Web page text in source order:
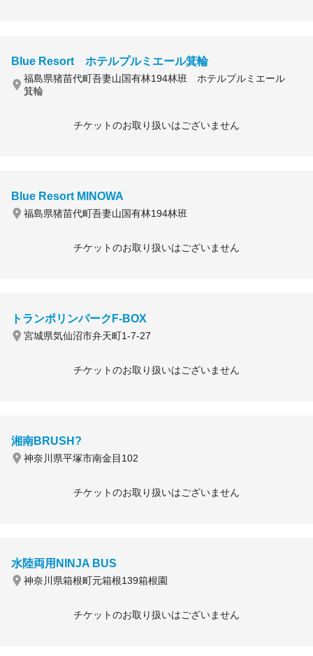
Blue Resort ホテルプルミエール箕輪
福島県猪苗代町吾妻山国有林194林班 ホテルプルミエール
箕輪
チケットのお取り扱いはございません
Blue Resort MINOWA
福島県猪苗代町吾妻山国有林194林班
チケットのお取り扱いはございません
トランポリンパークF-BOX
宮城県気仙沼市弁天町1-7-27
チケットのお取り扱いはございません
湘南BRUSH?
神奈川県平塚市南金目102
チケットのお取り扱いはございません
水陸両用NINJA BUS
神奈川県箱根町元箱根139箱根園
チケットのお取り扱いはございません